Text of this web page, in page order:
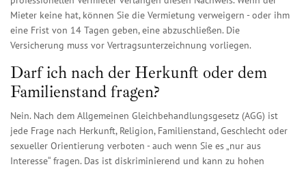
Mieter keine hat, können Sie die Vermietung verweigern - oder ihm
eine Frist von 14 Tagen geben, eine abzuschließen. Die
Versicherung muss vor Vertragsunterzeichnung vorliegen.
Darf ich nach der Herkunft oder dem
Familienstand fragen?
Nein. Nach dem Allgemeinen Gleichbehandlungsgesetz (AGG) ist
jede Frage nach Herkunft, Religion, Familienstand, Geschlecht oder
sexueller Orientierung verboten - auch wenn Sie es „nur aus
Interesse“ fragen. Das ist diskriminierend und kann zu hohen